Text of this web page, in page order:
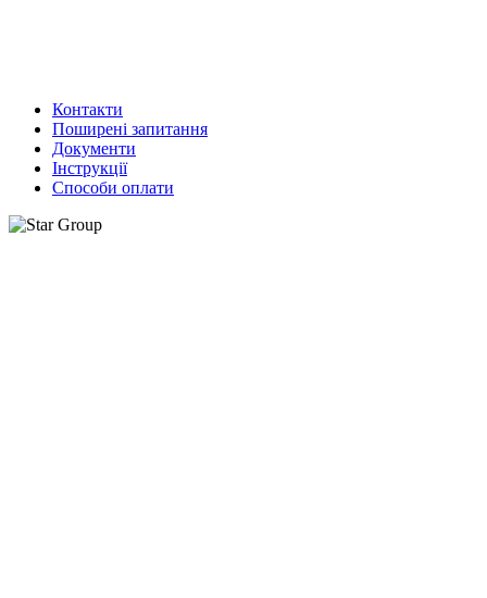
Контакти
Поширені запитання
Документи
Інструкції
Способи оплати